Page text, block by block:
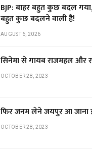
BJP: बाहर बहुत कुछ बदल
बहुत कुछ बदलने वाली है!
AUGUST 6, 2026
सिनेमा से गायब राजमहल और
OCTOBER 28, 2023
फिर जनम लेने जयपुर आ जाना
OCTOBER 28, 2023